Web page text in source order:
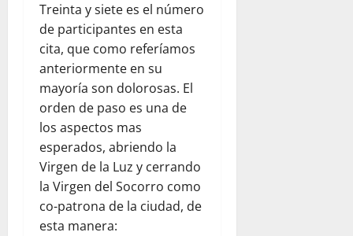
Treinta y siete es el número
de participantes en esta
cita, que como referíamos
anteriormente en su
mayoría son dolorosas. El
orden de paso es una de
los aspectos mas
esperados, abriendo la
Virgen de la Luz y cerrando
la Virgen del Socorro como
co-patrona de la ciudad, de
esta manera: